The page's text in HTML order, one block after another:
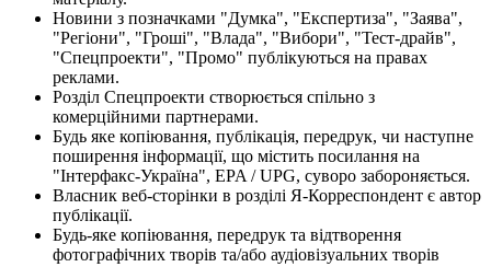
Новини з позначками "Думка", "Експертиза", "Заява",
"Регіони", "Гроші", "Влада", "Вибори", "Тест-драйв",
"Спецпроекти", "Промо" публікуються на правах
реклами.
Розділ Спецпроекти створюється спільно з
комерційними партнерами.
Будь яке копіювання, публікація, передрук, чи наступне
поширення інформації, що містить посилання на
"Інтерфакс-Україна", EPA / UPG, суворо забороняється.
Власник веб-сторінки в розділі Я-Корреспондент є автор
публікації.
Будь-яке копіювання, передрук та відтворення
фотографічних творів та/або аудіовізуальних творів